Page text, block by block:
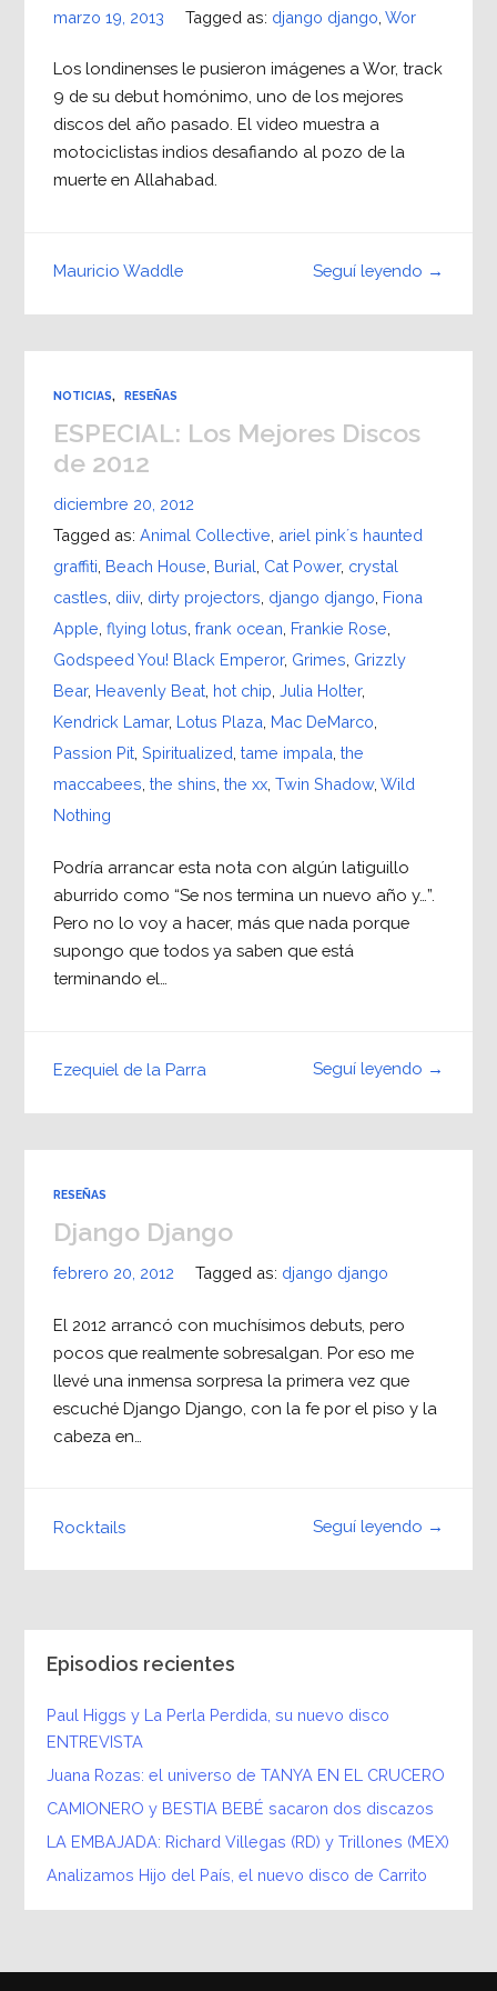
marzo 19, 2013 Tagged as: django django Wor
Los londinenses le pusieron imágenes a Wor, track
9 de su debut homónimo, uno de los mejores
discos del año pasado. El video muestra a
motociclistas indios desafiando al pozo de la
muerte en Allahabad.
Seguí leyendo →
Mauricio Waddle
NOTICIAS, RESEÑAS
ESPECIAL: Los Mejores Discos
de 2012
diciembre 20, 2012
Tagged as: Animal Collective ariel pink´s haunted
graffiti Beach House Burial Cat Power, crystal
castles diiv, dirty projectors django django Fiona
Apple flying lotus frank ocean Frankie Rose
Godspeed You! Black Emperor, Grimes Grizzly
Bear, Heavenly Beat, hot chip Julia Holter,
Kendrick Lamar, Lotus Plaza Mac DeMarco
Passion Pit, Spiritualized tame impala the
maccabees the shins the xx, Twin Shadow, Wild
Nothing
Podría arrancar esta nota con algún latiguillo
aburrido como “Se nos termina un nuevo año y…”.
Pero no lo voy a hacer, más que nada porque
supongo que todos ya saben que está
terminando el…
Seguí leyendo →
Ezequiel de la Parra
RESEÑAS
Django Django
febrero 20, 2012 Tagged as: django django
El 2012 arrancó con muchísimos debuts, pero
pocos que realmente sobresalgan. Por eso me
llevé una inmensa sorpresa la primera vez que
escuché Django Django, con la fe por el piso y la
cabeza en…
Seguí leyendo →
Rocktails
Episodios recientes
Paul Higgs y La Perla Perdida, su nuevo disco
ENTREVISTA
Juana Rozas: el universo de TANYA EN EL CRUCERO
CAMIONERO y BESTIA BEBÉ sacaron dos discazos
LA EMBAJADA: Richard Villegas (RD) y Trillones (MEX)
Analizamos Hijo del País, el nuevo disco de Carrito